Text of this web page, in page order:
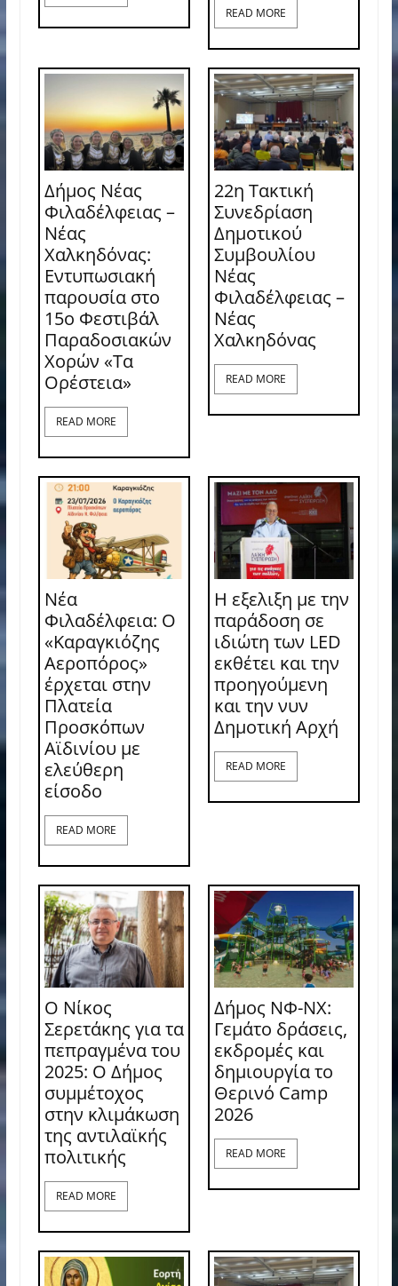
READ MORE
Δήμος Νέας
Φιλαδέλφειας –
Νέας
Χαλκηδόνας:
Εντυπωσιακή
παρουσία στο
15ο Φεστιβάλ
Παραδοσιακών
Χορών «Τα
Ορέστεια»
READ MORE
22η Τακτική
Συνεδρίαση
Δημοτικού
Συμβουλίου
Νέας
Φιλαδέλφειας –
Νέας
Χαλκηδόνας
READ MORE
Νέα
Φιλαδέλφεια: Ο
«Καραγκιόζης
Αεροπόρος»
έρχεται στην
Πλατεία
Προσκόπων
Αϊδινίου με
ελεύθερη
είσοδο
READ MORE
Η εξελιξη με την
παράδοση σε
ιδιώτη των LED
εκθέτει και την
προηγούμενη
και την νυν
Δημοτική Αρχή
READ MORE
Ο Νίκος
Σερετάκης για τα
πεπραγμένα του
2025: Ο Δήμος
συμμέτοχος
στην κλιμάκωση
της αντιλαϊκής
πολιτικής
READ MORE
Δήμος ΝΦ-ΝΧ:
Γεμάτο δράσεις,
εκδρομές και
δημιουργία το
Θερινό Camp
2026
READ MORE